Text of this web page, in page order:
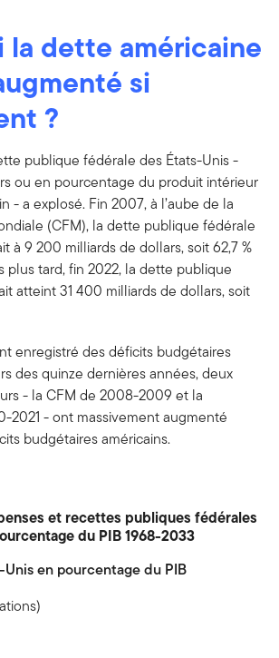
la dette américaine
si
?
publique fédérale des États-Unis -
ou en pourcentage du produit intérieur
- a explosé. Fin 2007, à l’aube de la
(CFM), la dette publique fédérale
à 9 200 milliards de dollars, soit 62,7 %
plus tard, fin 2022, la dette publique
atteint 31 400 milliards de dollars, soit
enregistré des déficits budgétaires
des quinze dernières années, deux
- la CFM de 2008-2009 et la
2021 - ont massivement augmenté
budgétaires américains.
et recettes publiques fédérales
du PIB 1968-2033
en pourcentage du PIB